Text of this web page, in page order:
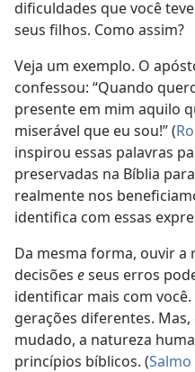
dificuldades que você
seus filhos. Como assim?
Veja um exemplo. O
confessou: “Quando
presente em mim aquilo
miserável que eu sou!” (
inspirou essas palavras
preservadas na Bíblia
realmente nos
identifica com essas
Da mesma forma, ouvir a
decisões eseus erros
identificar mais com
gerações diferentes.
mudado, a natureza
princípios bíblicos. (Salmo